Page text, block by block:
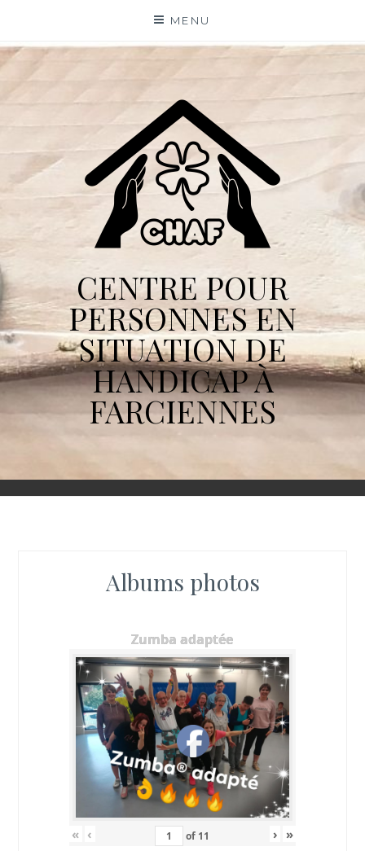
content
MENU
CENTRE POUR
PERSONNES EN
SITUATION DE
HANDICAP À
FARCIENNES
Albums photos
Zumba adaptée
« ‹ of 11 › »